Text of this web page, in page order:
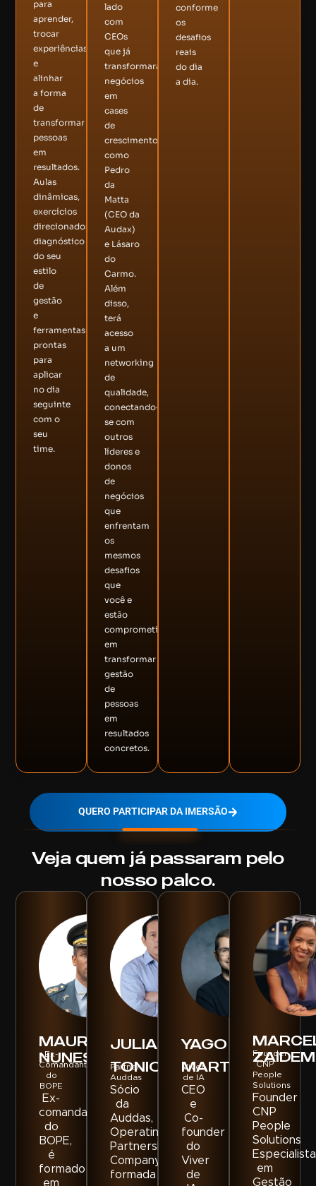
para
aprender,
trocar
experiências
e
alinhar
a forma
de
transformar
pessoas
em
resultados.
Aulas
dinâmicas,
exercícios
direcionados,
diagnóstico
do seu
estilo
de
gestão
e
ferramentas
prontas
para
aplicar
no dia
seguinte
com o
seu
time.
lado
com
CEOs
que já
transformaram
negócios
em
cases
de
crescimento,
como
Pedro
da
Matta
(CEO da
Audax)
e Lásaro
do
Carmo.
Além
disso,
terá
acesso
a um
networking
de
qualidade,
conectando-
se com
outros
líderes e
donos
de
negócios
que
enfrentam
os
mesmos
desafios
que
você e
estão
comprometidos
em
transformar
gestão
de
pessoas
em
resultados
concretos.
conforme
os
desafios
reais
do dia
a dia.
QUERO PARTICIPAR DA IMERSÃO
Veja quem já passaram pelo
nosso palco.
MAURILIO
NUNES
Ex-
Comandante
do
BOPE
Ex-
comandante
do
BOPE,
é
formado
em
JULIAN
TONIOLI
Partner
Auddas
Sócio
da
Auddas,
Operating
Partnership
Company
formada
YAGO
MARTINS
Viver
de IA
CEO
e
Co-
founder
do
Viver
de
ZAIDEM
Founder
CNP
People
Solutions
Founder
CNP
People
Solutions
Especialista
em
Gestão